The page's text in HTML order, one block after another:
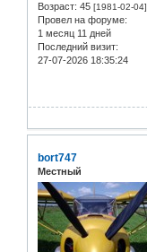
Возраст: 45 [1981-02-04]
Провел на форуме:
1 месяц 11 дней
Последний визит:
27-07-2026 18:35:24
bort747
Местный